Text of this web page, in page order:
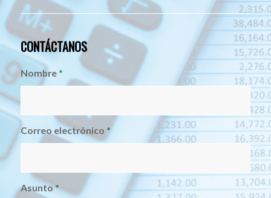
CONTÁCTANOS
Nombre *
Correo electrónico *
Asunto*